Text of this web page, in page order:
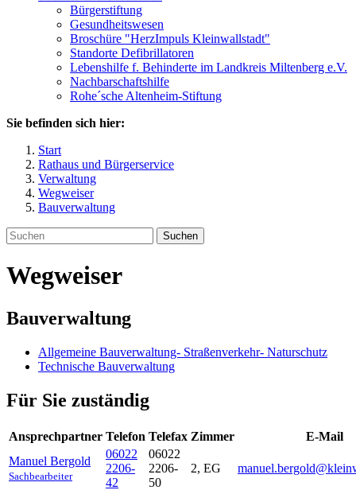
Bürgerstiftung
Gesundheitswesen
Broschüre "HerzImpuls Kleinwallstadt"
Standorte Defibrillatoren
Lebenshilfe f. Behinderte im Landkreis Miltenberg e.V.
Nachbarschaftshilfe
Rohe´sche Altenheim-Stiftung
Sie befinden sich hier:
Start
Rathaus und Bürgerservice
Verwaltung
Wegweiser
Bauverwaltung
Suchen
Wegweiser
Bauverwaltung
Allgemeine Bauverwaltung- Straßenverkehr- Naturschutz
Technische Bauverwaltung
Für Sie zuständig
Ansprechpartner Telefon Telefax Zimmer
E-Mail
Manuel Bergold
Sachbearbeiter
06022
2206-
42
06022
2206-
50
2, EG